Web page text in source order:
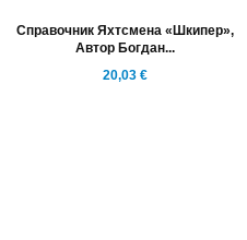
Справочник Яхтсмена «Шкипер»,
Автор Богдан...
20,03 €